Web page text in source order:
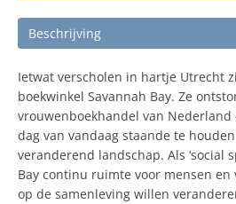
Beschrijving
Ietwat verscholen in hartje Utrecht
boekwinkel Savannah Bay. Ze
vrouwenboekhandel van
dag van vandaag staande te
veranderend landschap. Als ‘social
Bay continu ruimte voor mensen
op de samenleving willen